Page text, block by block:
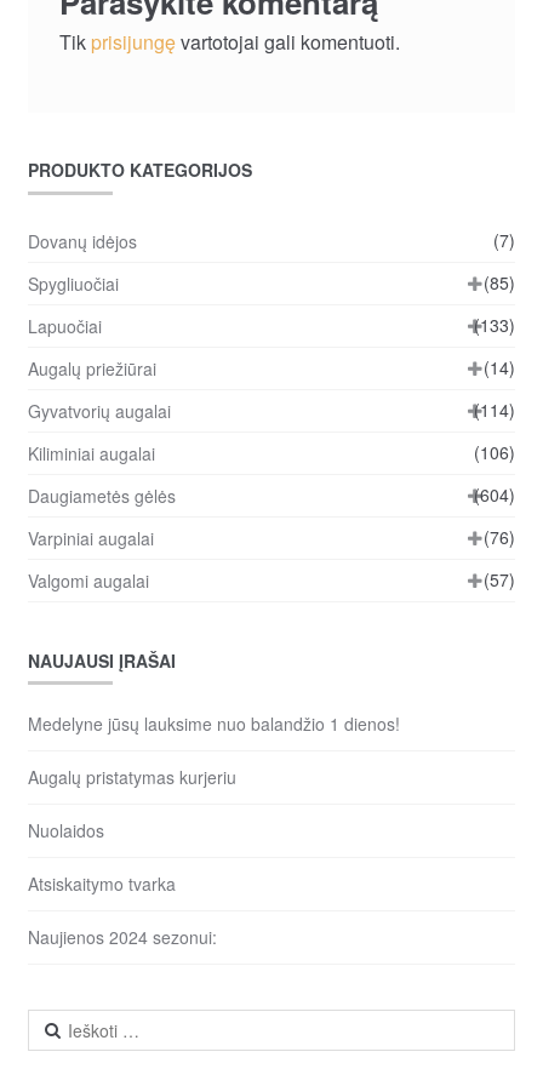
Tik prisijungęvartotojai gali komentuoti.
PRODUKTO KATEGORIJOS
Dovanų idėjos
(7)
Spygliuočiai
(85)
Lapuočiai
(133)
Augalų priežiūrai
(14)
Gyvatvorių augalai
(114)
Kiliminiai augalai
(106)
Daugiametės gėlės
(604)
Varpiniai augalai
(76)
Valgomi augalai
(57)
NAUJAUSI ĮRAŠAI
Medelyne jūsų lauksime nuo balandžio 1 dienos!
Augalų pristatymas kurjeriu
Nuolaidos
Atsiskaitymo tvarka
Naujienos 2024 sezonui:
Ieškoti: